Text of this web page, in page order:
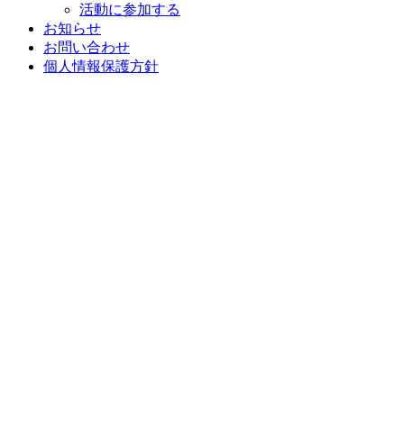
活動に参加する
お知らせ
お問い合わせ
個人情報保護方針